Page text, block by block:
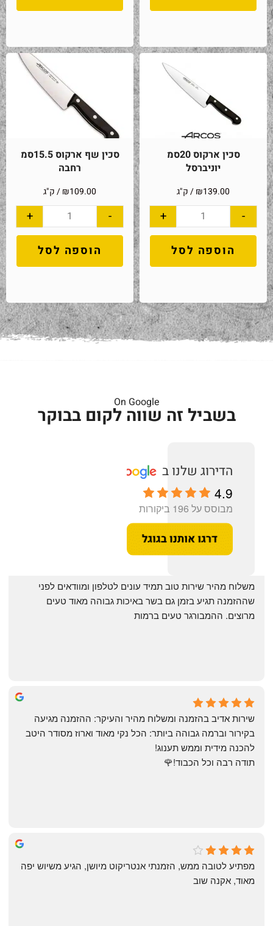
סכין ארקוס 20סמ
יוניברסל
₪139.00 / ק"ג
-
+
הוספה לסל
סכין שף ארקוס 15.5סמ
רחבה
₪109.00 / ק"ג
-
+
הוספה לסל
On Google
בשביל זה שווה לקום בבוקר
4.9
מבוסס על 196 ביקורות
May Azulay
a month ago
מרוצים. ההמבורגר טעים ברמות
michal gottfried
4 months ago
להכנה מידית וממש תענוג!
תודה רבה וכל הכבוד!🌹
מאוד, אקנה שוב